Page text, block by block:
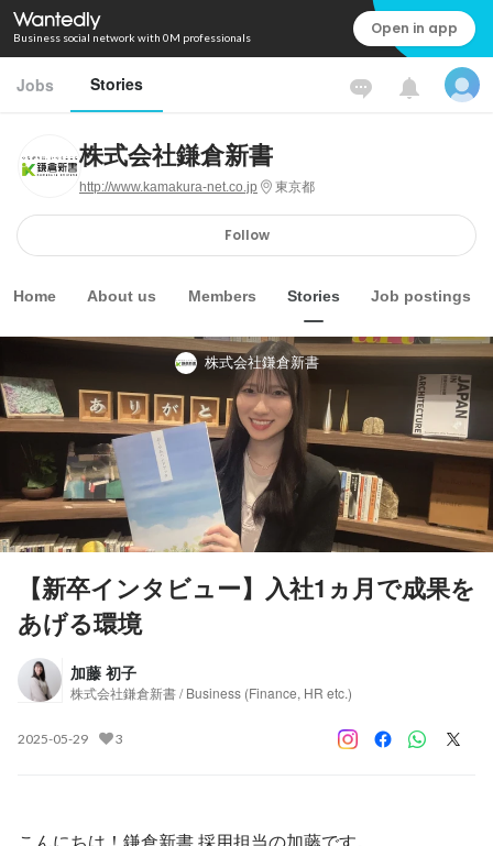
Business social network with 0M professionals Open in app
Jobs Stories
株式会社鎌倉新書
http://www.kamakura-net.co.jp 東京都
Follow
Home About us Members Stories Job postings
株式会社鎌倉新書
【新卒インタビュー】入社1ヵ月で成果を
あげる環境
加藤 初子
株式会社鎌倉新書 / Business (Finance, HR etc.)
2025-05-29 3
こんにちは！鎌倉新書 採用担当の加藤です。